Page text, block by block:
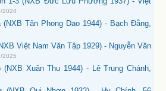
2024
(NXB Tân Phong Dao 1944) - Bạch Đằng,
Việt Nam Văn Tập 1929) - Nguyễn Văn
2025
Xuân Thu 1944) - Lê Trung Chánh,